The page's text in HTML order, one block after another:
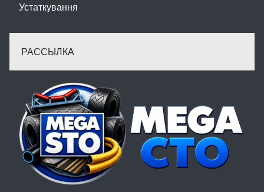
Устаткування
РАССЫЛКА